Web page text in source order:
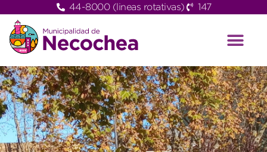
44-8000 (lineas rotativas) 147